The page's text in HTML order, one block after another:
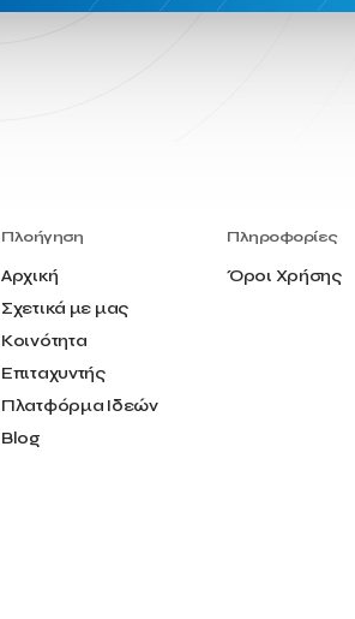
Creta Maris
Culture
Πλοήγηση
Αρχική
Σχετικά με μας
Κοινότητα
Επιταχυντής
Πλατφόρμα Ιδεών
Blog
Πληροφορίες
Όροι Χρήσης